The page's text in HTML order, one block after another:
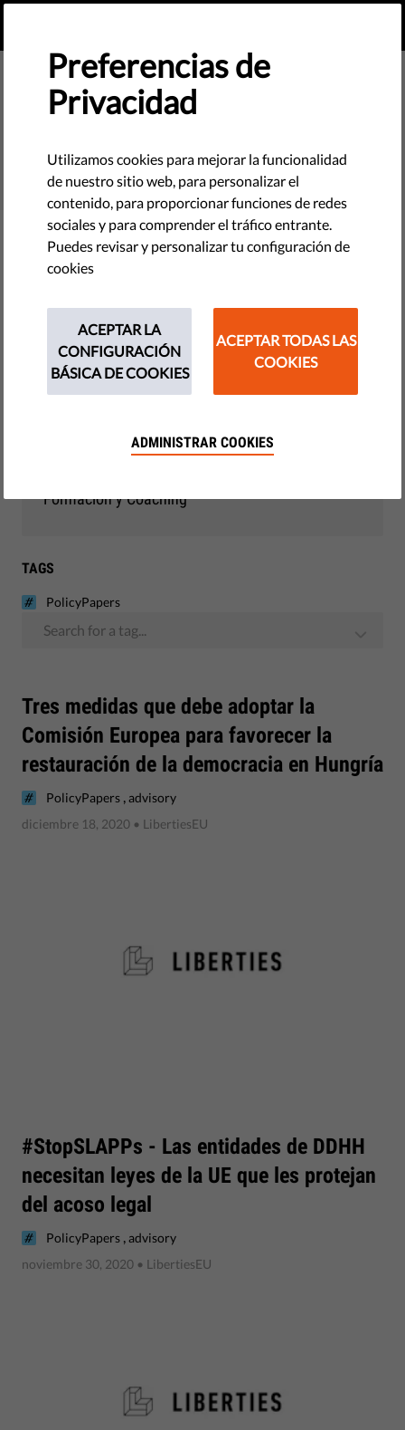
Filter
THEMES
Observatorio de la UE
Formación y Coaching
TAGS
PolicyPapers
Search for a tag...
Tres medidas que debe adoptar la
Comisión Europea para favorecer la
restauración de la democracia en Hungría
PolicyPapers ,advisory
diciembre 18, 2020 • LibertiesEU
#StopSLAPPs - Las entidades de DDHH
necesitan leyes de la UE que les protejan
del acoso legal
PolicyPapers ,advisory
noviembre 30, 2020 • LibertiesEU
Preferencias de
Privacidad
Utilizamos cookies para mejorar la funcionalidad
de nuestro sitio web, para personalizar el
contenido, para proporcionar funciones de redes
sociales y para comprender el tráfico entrante.
Puedes revisar y personalizar tu configuración de
cookies
ACEPTAR LA
CONFIGURACIÓN
BÁSICA DE COOKIES
ACEPTAR TODAS LAS
COOKIES
ADMINISTRAR COOKIES